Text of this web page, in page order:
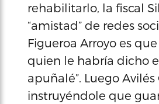
rehabilitarlo, la fiscal
“amistad” de redes
Figueroa Arroyo es
quien le habría dicho
apuñalé”. Luego
instruyéndole que